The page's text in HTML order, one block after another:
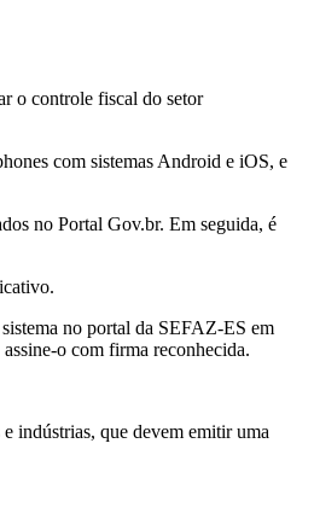
o controle fiscal do setor
com sistemas Android e iOS, e
no Portal Gov.br. Em seguida, é
no portal da SEFAZ-ES em
o com firma reconhecida.
indústrias, que devem emitir uma